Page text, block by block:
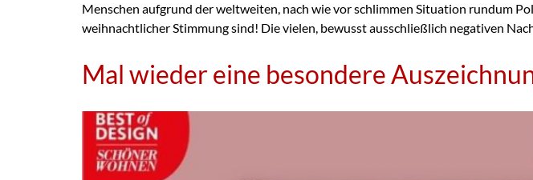
Menschen aufgrund der weltweiten, nach wie vor schlimmen Situation rundum
weihnachtlicher Stimmung sind! Die vielen, bewusst ausschließlich negativen
Mal wieder eine besondere